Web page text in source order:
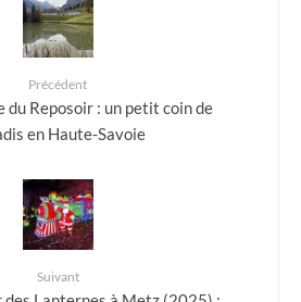
Précédent
du Reposoir : un petit coin de
en Haute-Savoie
Suivant